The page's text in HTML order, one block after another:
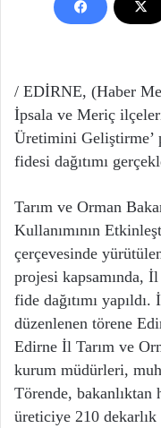
/ EDİRNE, (Haber
İpsala ve Meriç
Üretimini Geliştirme’
fidesi dağıtımı
Tarım ve Orman
Kullanımının
çerçevesinde
projesi kapsamında,
fide dağıtımı
düzenlenen törene
Edirne İl Tarım ve
kurum müdürleri,
Törende, bakanlıktan
üreticiye 210